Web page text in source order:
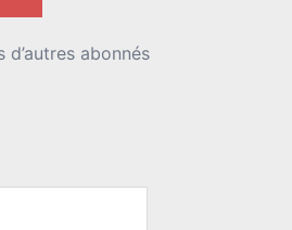
d’autres abonnés